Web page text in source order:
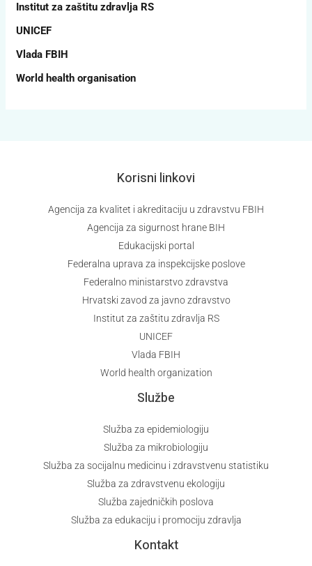
Institut za zaštitu zdravlja RS
UNICEF
Vlada FBIH
World health organisation
Korisni linkovi
Agencija za kvalitet i akreditaciju u zdravstvu FBIH
Agencija za sigurnost hrane BIH
Edukacijski portal
Federalna uprava za inspekcijske poslove
Federalno ministarstvo zdravstva
Hrvatski zavod za javno zdravstvo
Institut za zaštitu zdravlja RS
UNICEF
Vlada FBIH
World health organization
Službe
Služba za epidemiologiju
Služba za mikrobiologiju
Služba za socijalnu medicinu i zdravstvenu statistiku
Služba za zdravstvenu ekologiju
Služba zajedničkih poslova
Služba za edukaciju i promociju zdravlja
Kontakt